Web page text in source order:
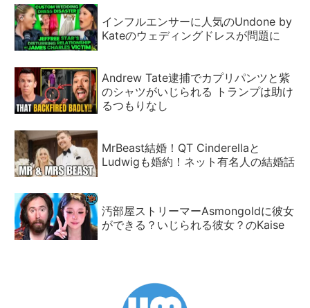
インフルエンサーに人気のUndone by
Kateのウェディングドレスが問題に
Andrew Tate逮捕でカプリパンツと紫
のシャツがいじられる トランプは助け
るつもりなし
MrBeast結婚！QT Cinderellaと
Ludwigも婚約！ネット有名人の結婚話
汚部屋ストリーマーAsmongoldに彼女
ができる？いじられる彼女？のKaise